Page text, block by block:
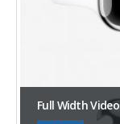
Full Width Video